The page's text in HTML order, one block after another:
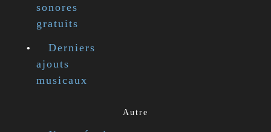
sonores
gratuits
Derniers
ajouts
musicaux
Autre